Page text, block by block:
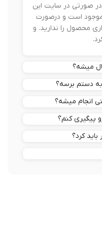
در سایت این
است و درصورت
را ندارید. و
برسه؟
میشه؟
کنم؟